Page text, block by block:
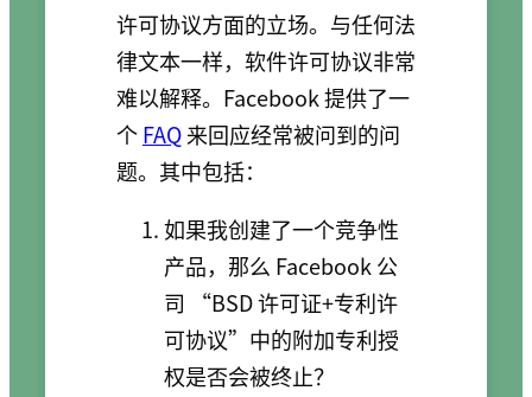
许可协议方面的立场。与任何法
律文本一样，软件许可协议非常
难以解释。Facebook 提供了一
个FAQ来回应经常被问到的问
题。其中包括：
如果我创建了一个竞争性
产品，那么 Facebook 公
司 “BSD 许可证+专利许
可协议”中的附加专利授
权是否会被终止？